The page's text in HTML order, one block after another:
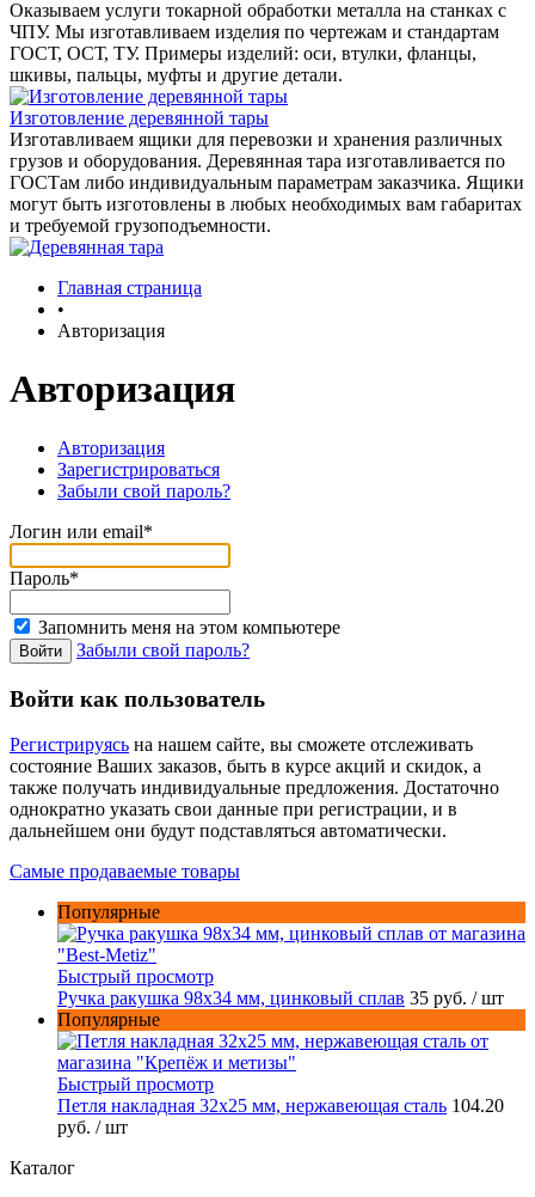
Оказываем услуги токарной обработки металла на станках с
ЧПУ. Мы изготавливаем изделия по чертежам и стандартам
ГОСТ, ОСТ, ТУ. Примеры изделий: оси, втулки, фланцы,
шкивы, пальцы, муфты и другие детали.
Изготовление деревянной тары
Изготавливаем ящики для перевозки и хранения различных
грузов и оборудования. Деревянная тара изготавливается по
ГОСТам либо индивидуальным параметрам заказчика. Ящики
могут быть изготовлены в любых необходимых вам габаритах
и требуемой грузоподъемности.
Главная страница
•
Авторизация
Авторизация
Авторизация
Зарегистрироваться
Забыли свой пароль?
Логин или email*
Пароль*
Запомнить меня на этом компьютере
Забыли свой пароль?
Войти как пользователь
Регистрируясь на нашем сайте, вы сможете отслеживать
состояние Ваших заказов, быть в курсе акций и скидок, а
также получать индивидуальные предложения. Достаточно
однократно указать свои данные при регистрации, и в
дальнейшем они будут подставляться автоматически.
Самые продаваемые товары
Популярные
Быстрый просмотр
Ручка ракушка 98x34 мм, цинковый сплав 35 руб. / шт
Популярные
Быстрый просмотр
Петля накладная 32х25 мм, нержавеющая сталь 104.20
руб. / шт
Каталог